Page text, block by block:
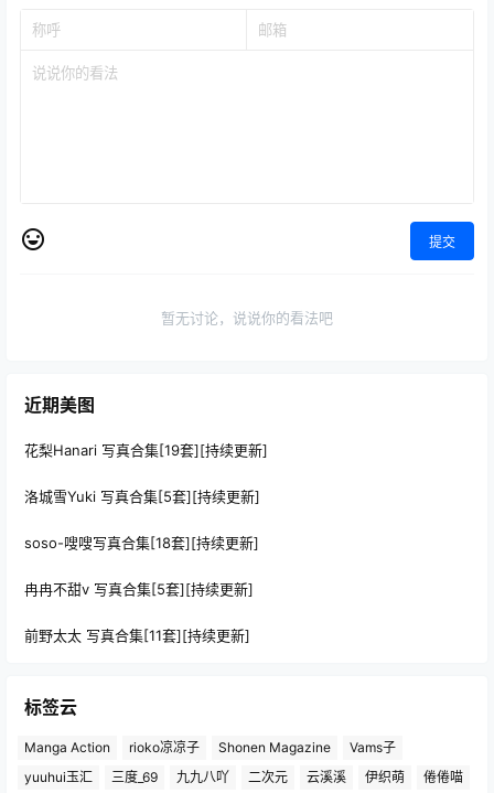
提交
暂无讨论，说说你的看法吧
近期美图
花梨Hanari 写真合集[19套][持续更新]
洛城雪Yuki 写真合集[5套][持续更新]
soso-嗖嗖写真合集[18套][持续更新]
冉冉不甜v 写真合集[5套][持续更新]
前野太太 写真合集[11套][持续更新]
标签云
Manga Action rioko凉凉子 Shonen Magazine
Vams子
yuuhui玉汇
三度_69 九九八吖 二次元 云溪溪 伊织萌 倦倦喵